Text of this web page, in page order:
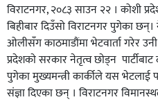
विराटनगर, २०८३ साउन २२ । कोशी
बिहीबार दिउँसो विराटनगर पुगेका
ओलीसँग काठमाडौंमा भेटवार्ता गरेर
प्रदेशकाे सरकार नेतृत्व छाेड्न
पुगेका मुख्यमन्त्री कार्कीले यस भेटलाई
संज्ञा दिएका छन् । विराटनगर